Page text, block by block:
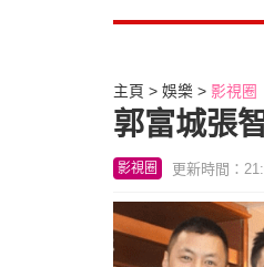
主頁 娛樂 影視圈
郭富城張
影視圈 更新時間：